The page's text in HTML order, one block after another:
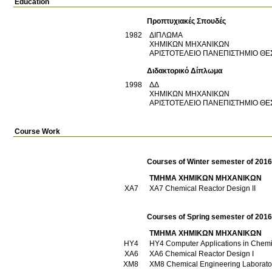
Education
Προπτυχιακές Σπουδές
1982
ΔΙΠΛΩΜΑ
ΧΗΜΙΚΩΝ ΜΗΧΑΝΙΚΩΝ
ΑΡΙΣΤΟΤΕΛΕΙΟ ΠΑΝΕΠΙΣΤΗΜΙΟ
Διδακτορικό Δίπλωμα
1998
ΔΔ
ΧΗΜΙΚΩΝ ΜΗΧΑΝΙΚΩΝ
ΑΡΙΣΤΟΤΕΛΕΙΟ ΠΑΝΕΠΙΣΤΗΜΙΟ
Course Work
Courses of Winter semester of
ΤΜΗΜΑ ΧΗΜΙΚΩΝ ΜΗΧΑΝΙΚΩΝ
ΧΑ7
XA7 Chemical Reactor Design IΙ
Courses of Spring semester of
ΤΜΗΜΑ ΧΗΜΙΚΩΝ ΜΗΧΑΝΙΚΩΝ
ΗΥ4
HY4 Computer Applications in
ΧΑ6
XA6 Chemical Reactor Design I
ΧΜ8
XM8 Chemical Engineering